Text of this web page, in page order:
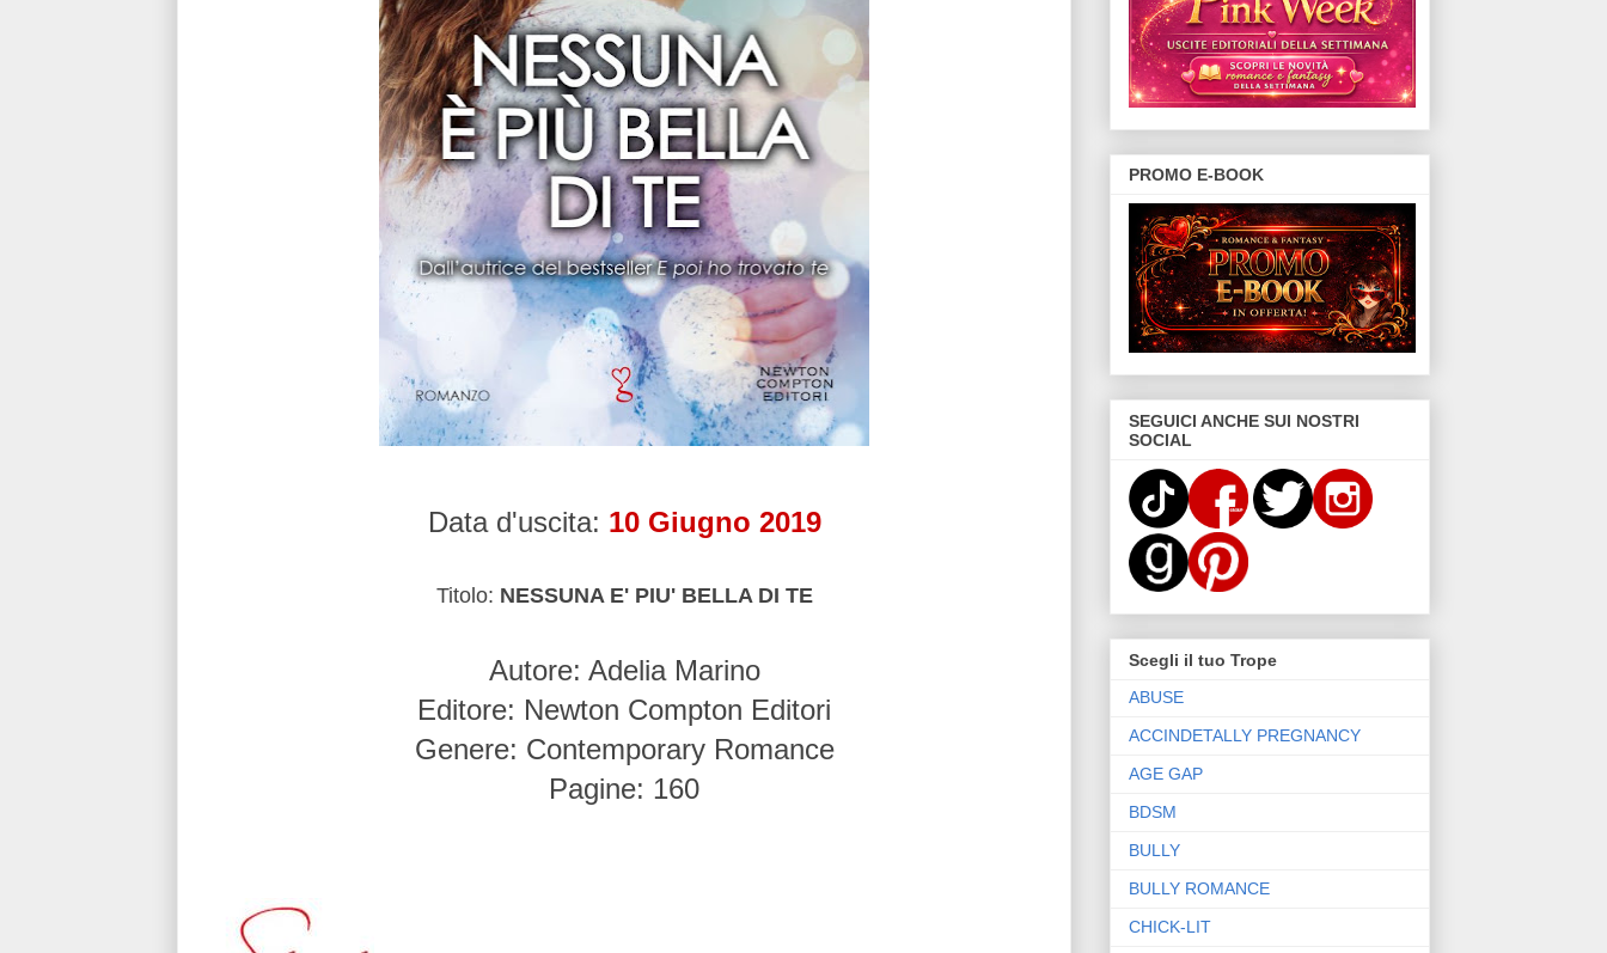
Data d'uscita: 10 Giugno 2019
Titolo: NESSUNA E' PIU' BELLA DI TE
Autore: Adelia Marino
Editore: Newton Compton Editori
Genere: Contemporary Romance
Pagine: 160
PROMO E-BOOK
SEGUICI ANCHE SUI NOSTRI
SOCIAL
Scegli il tuo Trope
ABUSE
ACCINDETALLY PREGNANCY
AGE GAP
BDSM
BULLY
BULLY ROMANCE
CHICK-LIT